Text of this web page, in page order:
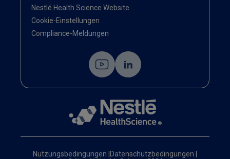
Nestlé Health Science Website
Cookie-Einstellungen
Compliance-Meldungen
Nutzungsbedingungen Datenschutzbedingungen